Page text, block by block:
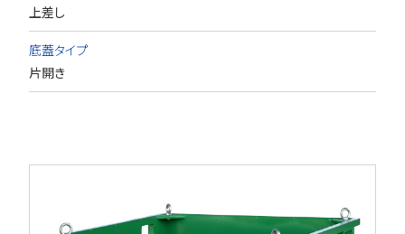
上差し
底蓋タイプ
片開き